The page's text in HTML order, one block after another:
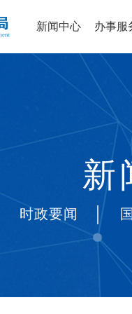
新闻中心 办事服
新
时政要闻 |